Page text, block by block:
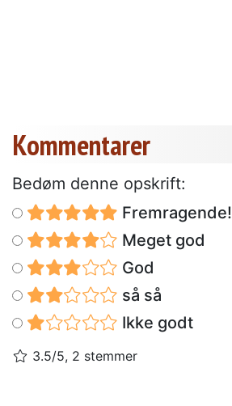
Kommentarer
Bedøm denne opskrift:
Fremragende!
Meget god
God
så så
Ikke godt
3.5/5, 2 stemmer